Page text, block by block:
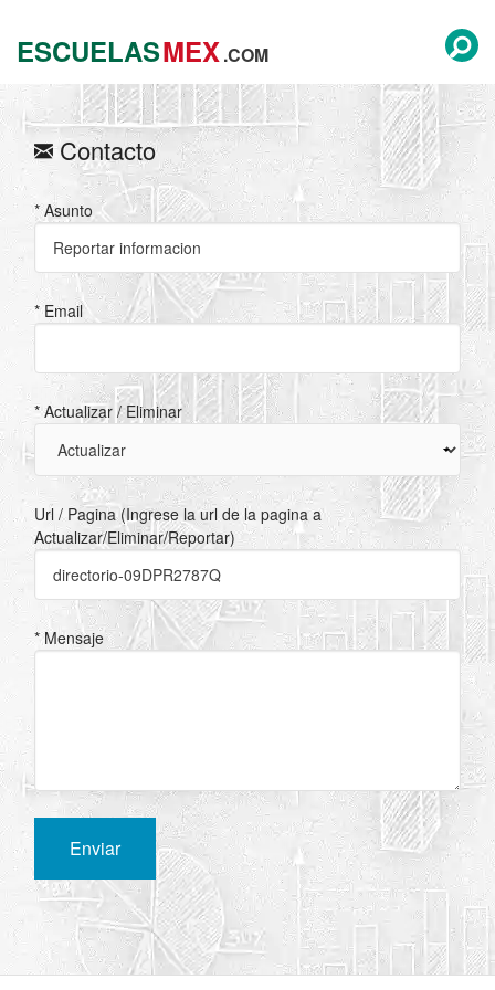
ESCUELASMEX.COM
Contacto
* Asunto
* Email
* Actualizar / Eliminar
Url / Pagina (Ingrese la url de la pagina a
Actualizar/Eliminar/Reportar)
* Mensaje
Enviar